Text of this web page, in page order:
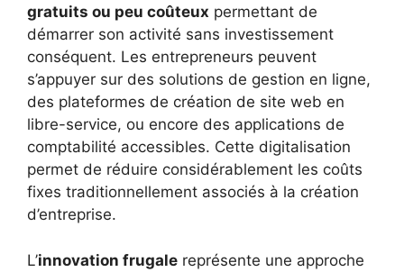
gratuits ou peu coûteux permettant de
démarrer son activité sans investissement
conséquent. Les entrepreneurs peuvent
s’appuyer sur des solutions de gestion en ligne,
des plateformes de création de site web en
libre-service, ou encore des applications de
comptabilité accessibles. Cette digitalisation
permet de réduire considérablement les coûts
fixes traditionnellement associés à la création
d’entreprise.
L’innovation frugale représente une approche